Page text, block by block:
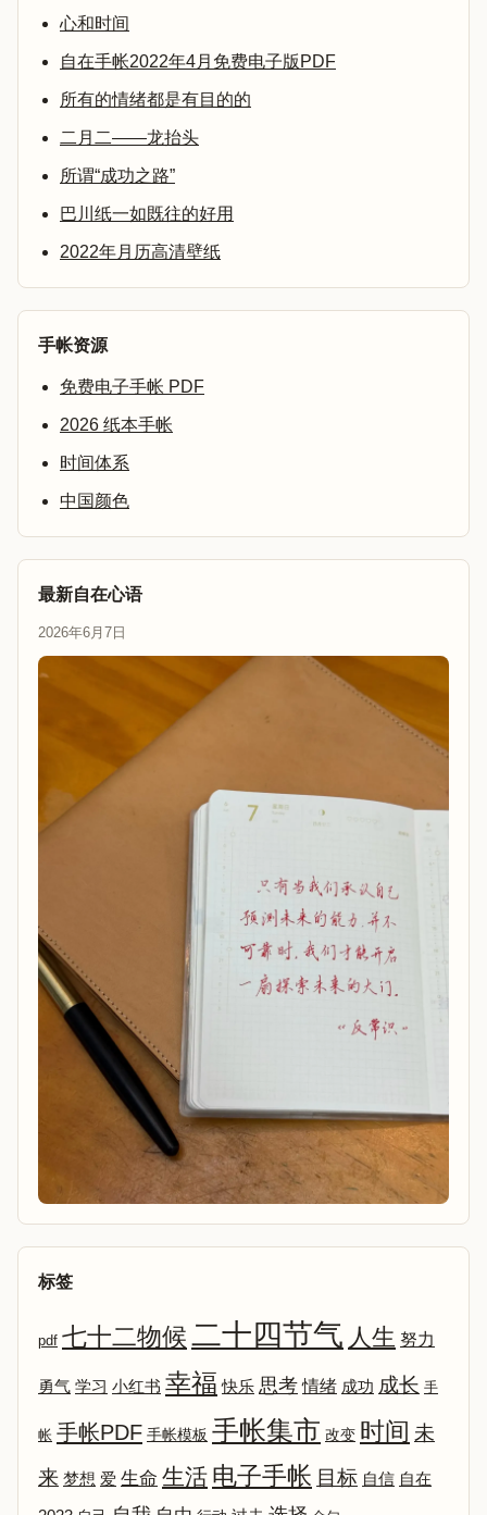
心和时间
自在手帐2022年4月免费电子版PDF
所有的情绪都是有目的的
二月二——龙抬头
所谓“成功之路”
巴川纸一如既往的好用
2022年月历高清壁纸
手帐资源
免费电子手帐 PDF
2026 纸本手帐
时间体系
中国颜色
最新自在心语
2026年6月7日
标签
pdf 七十二物候二十四节气 人生 努力
勇气 学习 小红书 幸福 快乐 思考 情绪 成功 成长 手
帐 手帐PDF 手帐模板 手帐集市 改变 时间 未
来 梦想 爱 生命 生活 电子手帐 目标 自信 自在